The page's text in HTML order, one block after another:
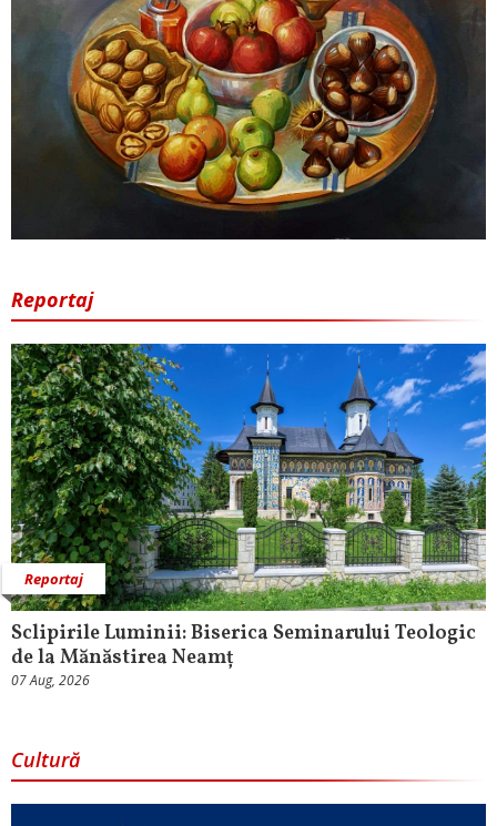
Reportaj
Reportaj
Sclipirile Luminii: Biserica Seminarului Teologic
de la Mănăstirea Neamț
07 Aug, 2026
Cultură